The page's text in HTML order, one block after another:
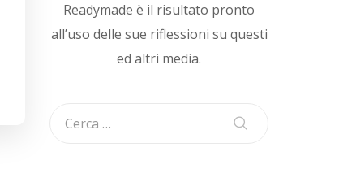
Readymade è il risultato pronto
all’uso delle sue riflessioni su questi
ed altri media.